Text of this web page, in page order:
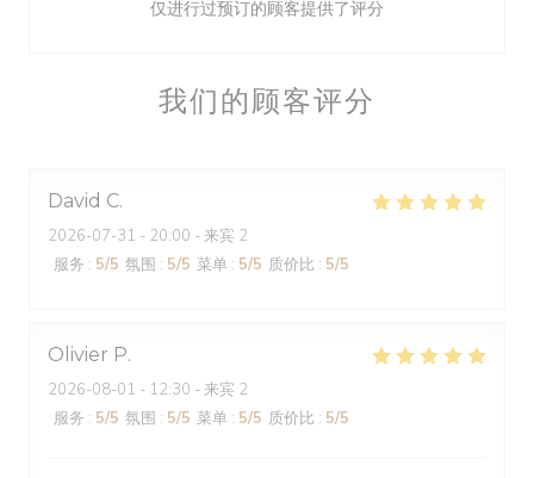
我们的顾客评分
David C
2026-07-31 - 20:00 - 来宾 2
服务 : 5/5 氛围 : 5/5 菜单 : 5/5 质价比 : 5/5
Olivier P
2026-08-01 - 12:30 - 来宾 2
服务 : 5/5 氛围 : 5/5 菜单 : 5/5 质价比 : 5/5
仅进行过预订的顾客提供了评分